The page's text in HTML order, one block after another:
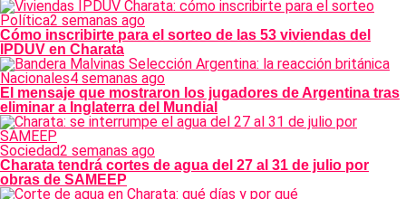
Política2 semanas ago
Cómo inscribirte para el sorteo de las 53 viviendas del
IPDUV en Charata
Nacionales4 semanas ago
El mensaje que mostraron los jugadores de Argentina tras
eliminar a Inglaterra del Mundial
Sociedad2 semanas ago
Charata tendrá cortes de agua del 27 al 31 de julio por
obras de SAMEEP